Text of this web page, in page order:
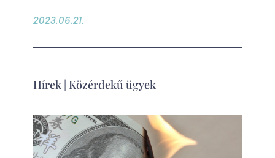
2023.06.21.
Hírek| Közérdekű ügyek